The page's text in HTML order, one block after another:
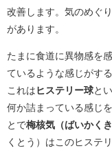
改善します。気のめぐ
があります。
たまに食道に異物感を
ているような感じがす
これは ヒステリー球 と
何か詰まっている感じ
とで梅核気（ばいかくき
くとう）はこのヒステ